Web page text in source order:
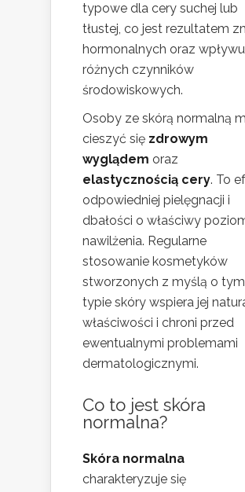
typowe dla cery suchej lub
tłustej, co jest rezultatem
hormonalnych oraz wpływu
różnych czynników
środowiskowych.
Osoby ze skórą normalną
cieszyć się zdrowym
wyglądem oraz
elastycznością cery. To
odpowiedniej pielęgnacji i
dbałości o właściwy
nawilżenia. Regularne
stosowanie kosmetyków
stworzonych z myślą o tym
typie skóry wspiera jej
właściwości i chroni przed
ewentualnymi problemami
dermatologicznymi.
Co to jest skóra
normalna?
Skóra normalna
charakteryzuje się